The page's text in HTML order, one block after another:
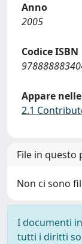
Anno
2005
Codice ISBN
Appare
2.1
File in questo
Non ci sono
I documenti
tutti i diritti